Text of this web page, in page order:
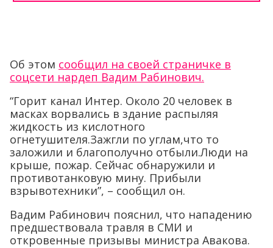
Об этом сообщил на своей страничке в
соцсети нардеп Вадим Рабинович.
“Горит канал Интер. Около 20 человек в
масках ворвались в здание распыляя
жидкость из кислотного
огнетушителя.Зажгли по углам,что то
заложили и благополучно отбыли.Люди на
крыше, пожар. Сейчас обнаружили и
противотанковую мину. Прибыли
взрывотехники”, – сообщил он.
Вадим Рабинович пояснил, что нападению
предшествовала травля в СМИ и
откровенные призывы министра Авакова.